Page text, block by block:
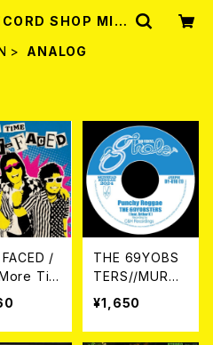
SHOP MIS
ANALOG
/
Tim
THE 69YOBS
TERS//MUROB
USHI / Punchy
Reggae//Kick
and Go 7EP
¥1,650